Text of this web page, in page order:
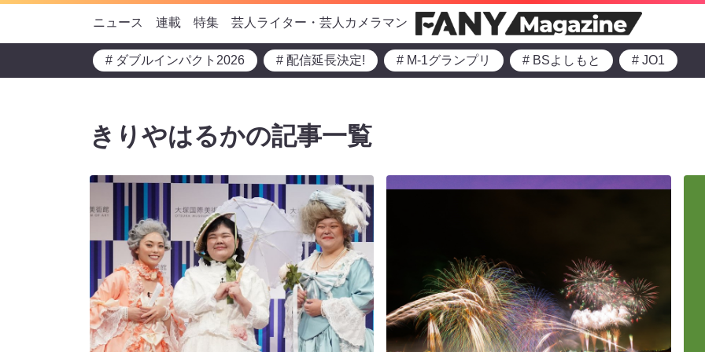
ニュース 連載 特集 芸人ライター・芸人カメラマン
# ダブルインパクト2026 # 配信延長決定! # M-1グランプリ # BSよしもと # JO1
きりやはるかの記事一覧